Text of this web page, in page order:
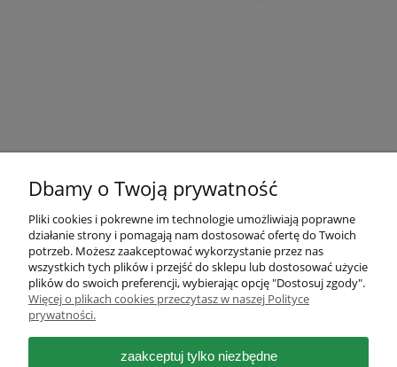
Pomoc
Moje konto
Płatności i dostawa
Dbamy o Twoją prywatność
Pliki cookies i pokrewne im technologie umożliwiają poprawne
działanie strony i pomagają nam dostosować ofertę do Twoich
potrzeb. Możesz zaakceptować wykorzystanie przez nas
wszystkich tych plików i przejść do sklepu lub dostosować użycie
plików do swoich preferencji, wybierając opcję "Dostosuj zgody".
Więcej o plikach cookies przeczytasz w naszej Polityce
prywatności.
zaakceptuj tylko niezbędne